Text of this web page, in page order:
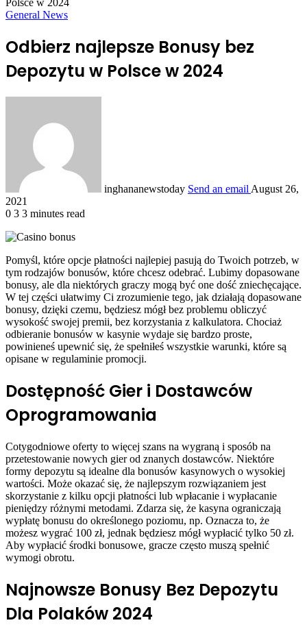
Polsce w 2024
General News
Odbierz najlepsze Bonusy bez
Depozytu w Polsce w 2024
inghananewstoday Send an email August 26,
2021
0 3 3 minutes read
Pomyśl, które opcje płatności najlepiej pasują do Twoich potrzeb, w
tym rodzajów bonusów, które chcesz odebrać. Lubimy dopasowane
bonusy, ale dla niektórych graczy mogą być one dość zniechęcające.
W tej części ułatwimy Ci zrozumienie tego, jak działają dopasowane
bonusy, dzięki czemu, będziesz mógł bez problemu obliczyć
wysokość swojej premii, bez korzystania z kalkulatora. Chociaż
odbieranie bonusów w kasynie wydaje się bardzo proste,
powinieneś upewnić się, że spełniłeś wszystkie warunki, które są
opisane w regulaminie promocji.
Dostępność Gier i Dostawców
Oprogramowania
Cotygodniowe oferty to więcej szans na wygraną i sposób na
przetestowanie nowych gier od znanych dostawców. Niektóre
formy depozytu są idealne dla bonusów kasynowych o wysokiej
wartości. Może okazać się, że najlepszym rozwiązaniem jest
skorzystanie z kilku opcji płatności lub wpłacanie i wypłacanie
pieniędzy różnymi metodami. Zdarza się, że kasyna ograniczają
wypłatę bonusu do określonego poziomu, np. Oznacza to, że
możesz wygrać 100 zł, jednak będziesz mógł wypłacić tylko 50 zł.
Aby wypłacić środki bonusowe, gracze często muszą spełnić
wymogi obrotu.
Najnowsze Bonusy Bez Depozytu
Dla Polaków 2024